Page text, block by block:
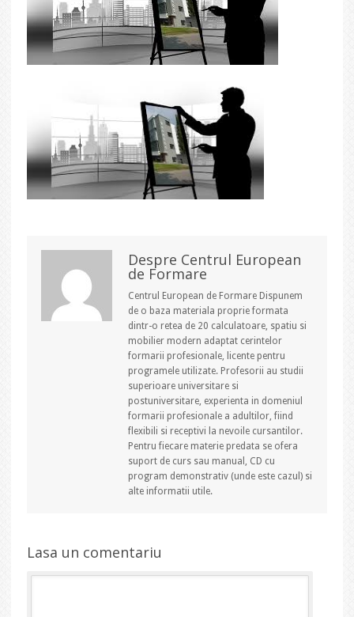
Despre Centrul European
de Formare
Centrul European de Formare Dispunem
de o baza materiala proprie formata
dintr-o retea de 20 calculatoare, spatiu si
mobilier modern adaptat cerintelor
formarii profesionale, licente pentru
programele utilizate. Profesorii au studii
superioare universitare si
postuniversitare, experienta in domeniul
formarii profesionale a adultilor, fiind
flexibili si receptivi la nevoile cursantilor.
Pentru fiecare materie predata se ofera
suport de curs sau manual, CD cu
program demonstrativ (unde este cazul) si
alte informatii utile.
Lasa un comentariu